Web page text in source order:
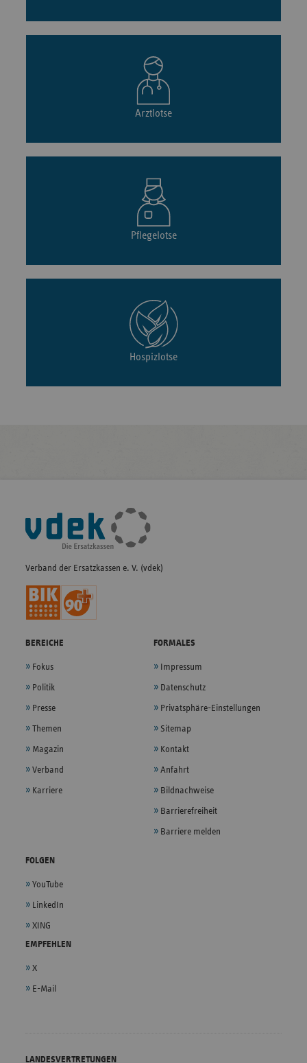
Arztlotse
Pflegelotse
Hospizlotse
Fußleisten-
Navigation
Verband der Ersatzkassen e. V. (vdek)
BEREICHE
Fokus
Politik
Presse
Themen
Magazin
Verband
Karriere
FORMALES
Impressum
Datenschutz
Privatsphäre-Einstellungen
Sitemap
Kontakt
Anfahrt
Bildnachweise
Barrierefreiheit
Barriere melden
FOLGEN
YouTube
LinkedIn
XING
EMPFEHLEN
X
E-Mail
LANDESVERTRETUNGEN